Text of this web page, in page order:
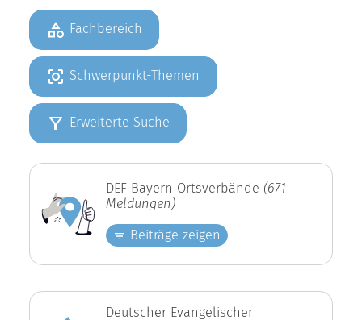
Fachbereich
Schwerpunkt-Themen
Erweiterte Suche
DEF Bayern Ortsverbände (671
Meldungen)
Beiträge zeigen
Deutscher Evangelischer